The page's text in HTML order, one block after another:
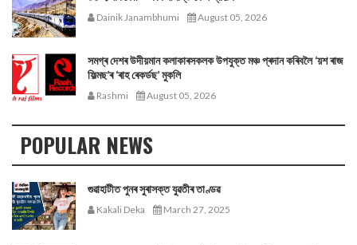
Dainik Janambhumi August 05, 2026
সমগ্ৰ দেশৰ উদীয়মান কলাকাৰসকলক উপযুক্ত মঞ্চ প্ৰদান কৰিবলৈ ‘য়শ ৰাজ
ফিল্মছ’ৰ ‘ৰাহ ৰেকৰ্ডছ’ মুকলি
Rashmi August 05, 2026
POPULAR NEWS
গুৱাহাটীত পুনৰ সুৰাসক্ত যুৱতীৰ তাণ্ডৱ
Kakali Deka March 27, 2025